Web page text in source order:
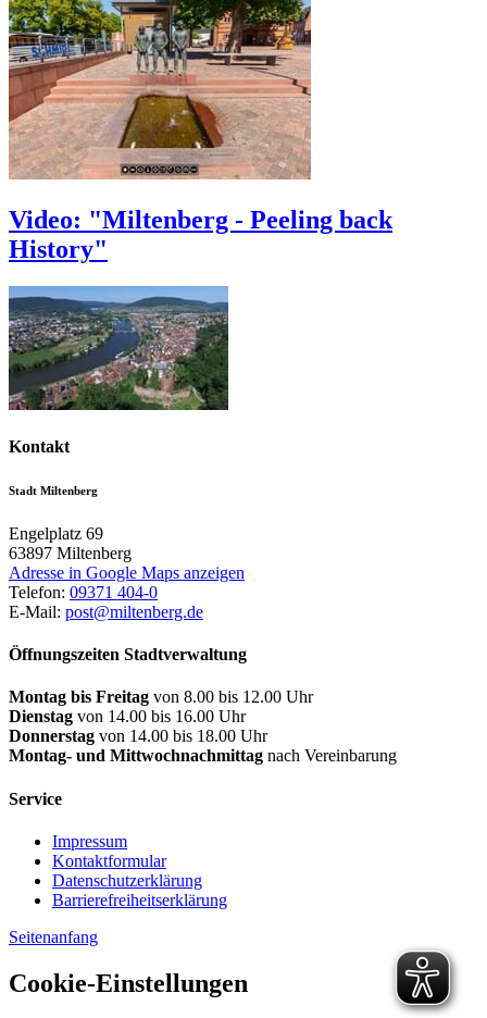
Video: "Miltenberg - Peeling back
History"
Kontakt
Stadt Miltenberg
Engelplatz 69
63897 Miltenberg
Adresse in Google Maps anzeigen
Telefon: 09371 404-0
E-Mail: post@miltenberg.de
Öffnungszeiten Stadtverwaltung
Montag bis Freitag von 8.00 bis 12.00 Uhr
Dienstag von 14.00 bis 16.00 Uhr
Donnerstag von 14.00 bis 18.00 Uhr
Montag- und Mittwochnachmittag nach Vereinbarung
Service
Impressum
Kontaktformular
Datenschutzerklärung
Barrierefreiheitserklärung
Seitenanfang
Cookie-Einstellungen